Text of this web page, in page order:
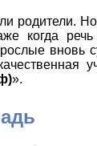
родители.
когда
вновь
».